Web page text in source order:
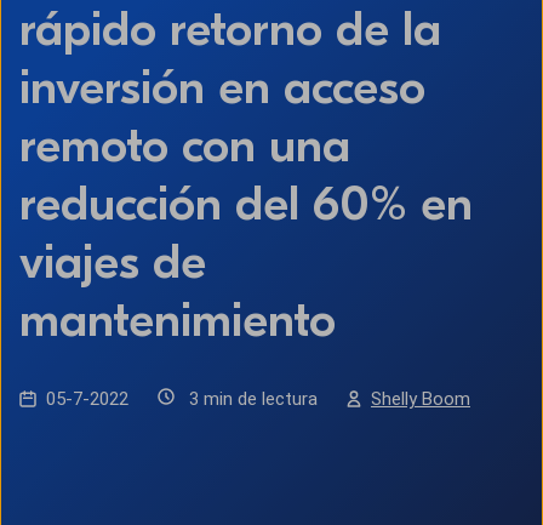
rápido retorno de la
inversión en acceso
remoto con una
reducción del 60% en
viajes de
mantenimiento
05-7-2022 3 min de lectura Shelly Boom